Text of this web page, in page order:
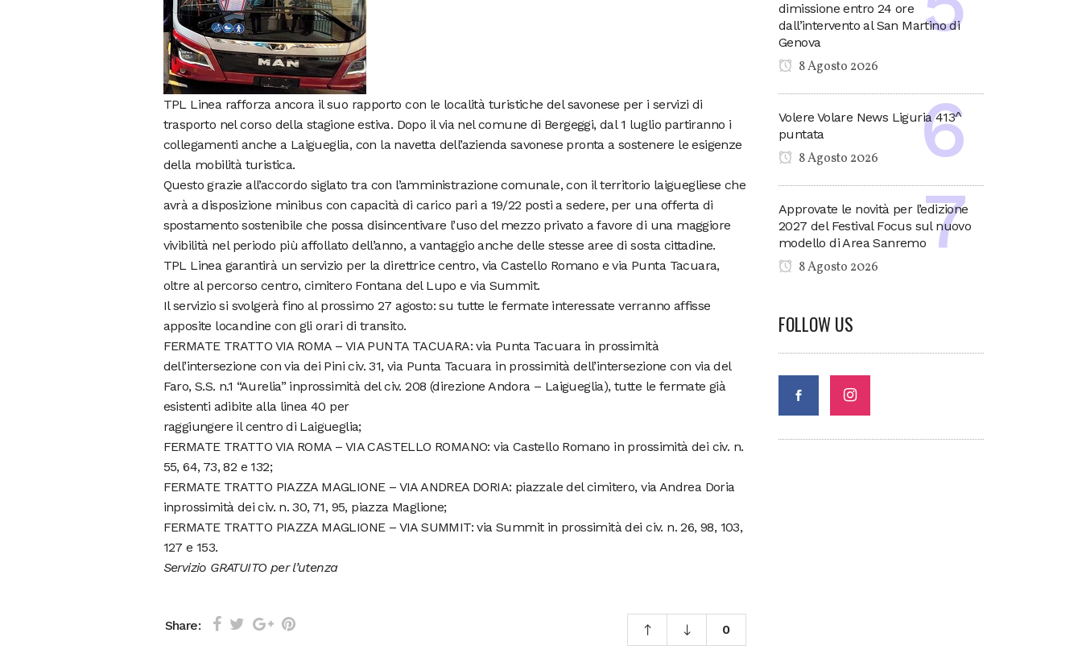
TPL Linea rafforza ancora il suo rapporto con le località turistiche del savonese per i servizi di
trasporto nel corso della stagione estiva. Dopo il via nel comune di Bergeggi, dal 1 luglio partiranno i
collegamenti anche a Laigueglia, con la navetta dell’azienda savonese pronta a sostenere le esigenze
della mobilità turistica.
Questo grazie all’accordo siglato tra con l’amministrazione comunale, con il territorio laiguegliese che
avrà a disposizione minibus con capacità di carico pari a 19/22 posti a sedere, per una offerta di
spostamento sostenibile che possa disincentivare l’uso del mezzo privato a favore di una maggiore
vivibilità nel periodo più affollato dell’anno, a vantaggio anche delle stesse aree di sosta cittadine.
TPL Linea garantirà un servizio per la direttrice centro, via Castello Romano e via Punta Tacuara,
oltre al percorso centro, cimitero Fontana del Lupo e via Summit.
Il servizio si svolgerà fino al prossimo 27 agosto: su tutte le fermate interessate verranno affisse
apposite locandine con gli orari di transito.
FERMATE TRATTO VIA ROMA – VIA PUNTA TACUARA: via Punta Tacuara in prossimità
dell’intersezione con via dei Pini civ. 31, via Punta Tacuara in prossimità dell’intersezione con via del
Faro, S.S. n.1 “Aurelia” inprossimità del civ. 208 (direzione Andora – Laigueglia), tutte le fermate già
esistenti adibite alla linea 40 per
raggiungere il centro di Laigueglia;
FERMATE TRATTO VIA ROMA – VIA CASTELLO ROMANO: via Castello Romano in prossimità dei civ. n.
55, 64, 73, 82 e 132;
FERMATE TRATTO PIAZZA MAGLIONE – VIA ANDREA DORIA: piazzale del cimitero, via Andrea Doria
inprossimità dei civ. n. 30, 71, 95, piazza Maglione;
FERMATE TRATTO PIAZZA MAGLIONE – VIA SUMMIT: via Summit in prossimità dei civ. n. 26, 98, 103,
127 e 153.
Servizio GRATUITO per l’utenza
Share: 0
dimissione entro 24 ore
dall’intervento al San Martino di
Genova
8 Agosto 2026
Volere Volare News Liguria 413^
puntata
8 Agosto 2026
Approvate le novità per l’edizione
2027 del Festival Focus sul nuovo
modello di Area Sanremo
8 Agosto 2026
FOLLOW US